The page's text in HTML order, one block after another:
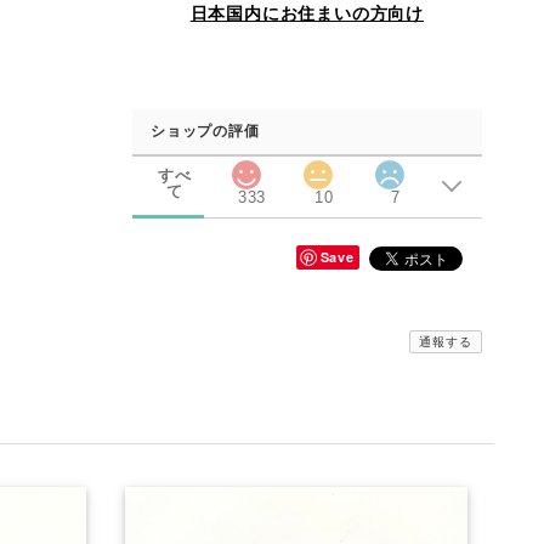
日本国内にお住まいの方向け
ショップの評価
すべ
て
333 10 7
Save
通報する